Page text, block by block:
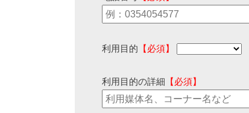
利用目的 【必須】
利用目的の詳細 【必須】